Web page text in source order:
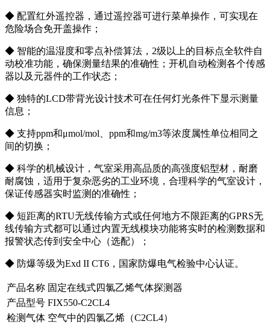
◆ 配置红外遥控器，通过遥控器可进行菜单操作，可实现在
危险场合免开盖操作；
◆ 智能的温湿度和零点补偿算法，2级以上的目标点全软件自
动校准功能，确保测量结果的准确性；开机自动检测各个传感
器以及元器件的工作状态；
◆ 独特的LCD带背光设计技术可在任何灯光条件下显示测量
信息；
◆ 支持ppm和μmol/mol、ppm和mg/m3等浓度属性单位相同之
间的切换；
◆ 科学的机械设计，气室采用高品质的高强度铝型材，耐磨
耐腐蚀，适用于复杂恶劣的工业环境，合理科学的气室设计，
保证传感器实时监测的准确性；
◆ 短距离的RTU无线传输方式或任何地方不限距离的GPRS无
线传输方式都可以通过内置无线模块功能将实时的检测数据和
报警状态传到安全中心（选配）；
◆ 防爆等级为Exd II CT6，国家防爆电气检验中心认证。
产品名称 固定在线式四氯乙烯气体探测器
产品型号 FIX550-C2CL4
检测气体 空气中的四氯乙烯（C2CL4）